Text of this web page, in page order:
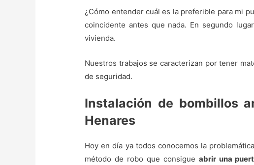
¿Cómo entender cuál es la preferible para mi
coincidente antes que nada. En segundo
vivienda.
Nuestros trabajos se caracterizan por tener
de seguridad.
Instalación de bombillos
Henares
Hoy en día ya todos conocemos la
método de robo que consigue abrir una